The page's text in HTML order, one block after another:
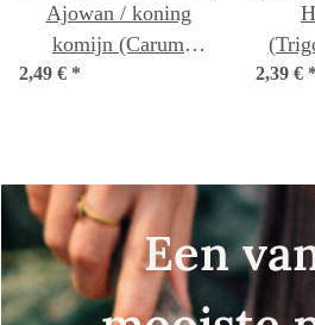
Ajowan / koning
komijn (Carum
copticum) zaden
2,49 € * 2,39 € *
Een